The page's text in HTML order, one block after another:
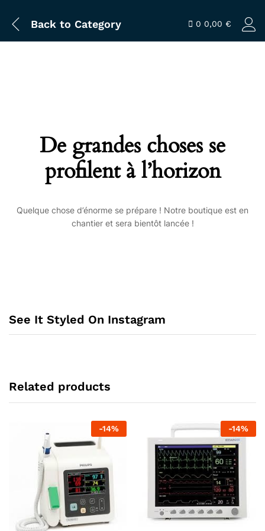
Back to Category 0 0,00 €
De grandes choses se
profilent à l’horizon
Quelque chose d’énorme se prépare ! Notre boutique est en
chantier et sera bientôt lancée !
See It Styled On Instagram
Related products
-14% -14%